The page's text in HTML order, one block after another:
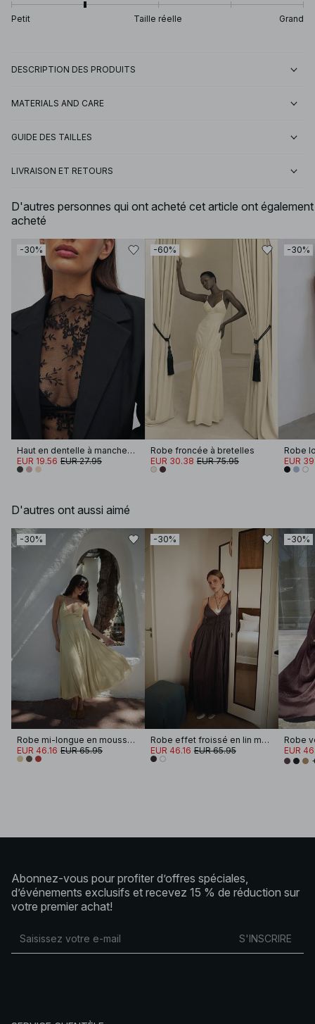
Petit Taille réelle Grand
DESCRIPTION DES PRODUITS
MATERIALS AND CARE
GUIDE DES TAILLES
LIVRAISON ET RETOURS
D'autres personnes qui ont acheté cet article ont également
acheté
-30%
Haut en dentelle à manches longues
EUR 19.56 EUR 27.95
-60%
Robe froncée à bretelles
EUR 30.38 EUR 75.95
-30%
Robe
EUR
D'autres ont aussi aimé
-30%
Robe mi-longue en mousseline à bretelles
EUR 46.16 EUR 65.95
-30%
Robe effet froissé en lin mélangé à bretelles amples
EUR 46.16 EUR 65.95
-30%
EUR
Abonnez-vous pour profiter d’offres spéciales,
d’événements exclusifs et recevez 15 % de réduction sur
votre premier achat!
S'INSCRIRE